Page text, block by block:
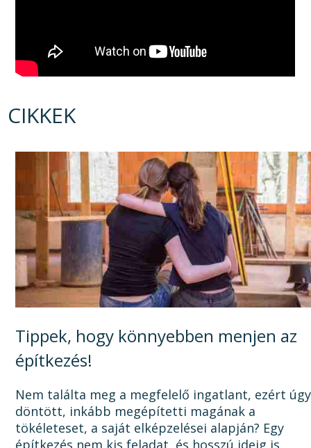
CIKKEK
Tippek, hogy könnyebben menjen az
építkezés!
Nem találta meg a megfelelő ingatlant, ezért úgy
döntött, inkább megépítetti magának a
tökéleteset, a saját elképzelései alapján? Egy